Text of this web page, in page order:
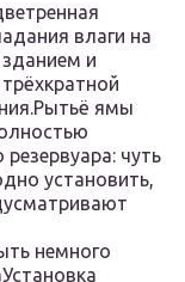
влаги на
и
ямы
чуть
установить,
немного